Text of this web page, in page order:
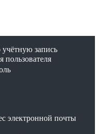
запись
пользователя
электронной почты